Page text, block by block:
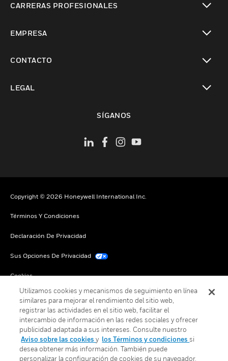
CARRERAS PROFESIONALES
EMPRESA
CONTACTO
LEGAL
SÍGANOS
Copyright © 2026 Honeywell International Inc.
Términos Y Condiciones
Declaración De Privacidad
Sus Opciones De Privacidad
Cookies
Darse De Baja Global
Utilizamos cookies y mecanismos de seguimiento en línea
similares para mejorar el rendimiento del sitio web,
registrar las actividades en el sitio web, facilitar el
intercambio de información en las redes sociales y ofrecer
publicidad adaptada a sus intereses. Consulte nuestro
Aviso sobre las cookiesy los Términos y condicionessi
desea obtener más información. También puede
personalizar la configuración de cookies de su navegador.